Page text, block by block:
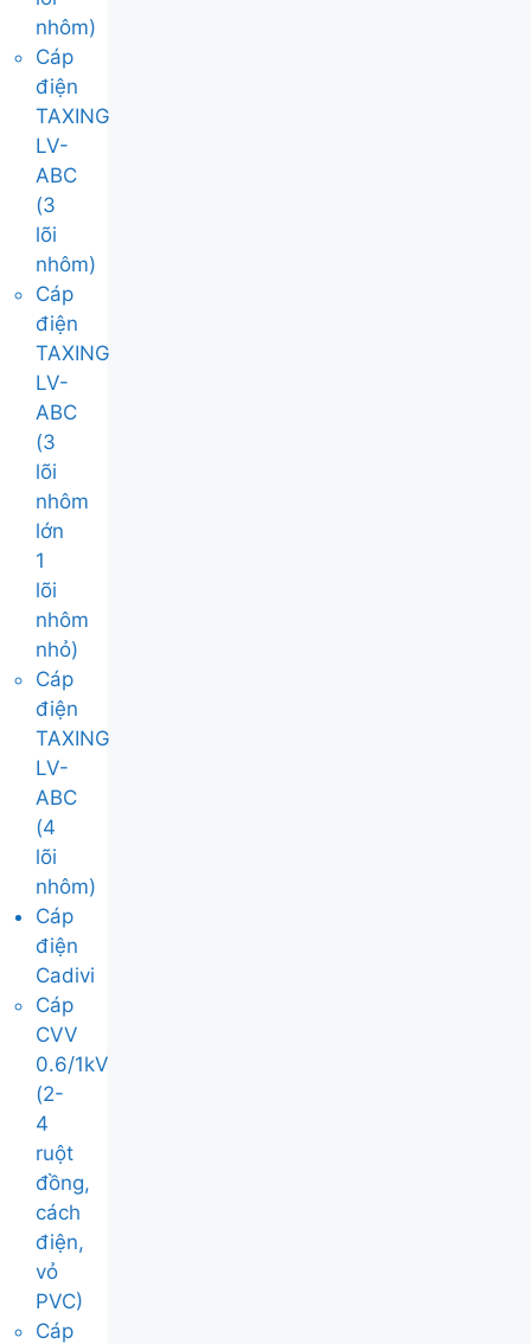
nhôm)
Cáp
điện
TAXING
LV-
ABC
(3
lõi
nhôm)
Cáp
điện
TAXING
LV-
ABC
(3
lõi
nhôm
lớn
1
lõi
nhôm
nhỏ)
Cáp
điện
TAXING
LV-
ABC
(4
lõi
nhôm)
Cáp
điện
Cadivi
Cáp
CVV
0.6/1kV
(2-
4
ruột
đồng,
cách
điện,
vỏ
PVC)
Cáp